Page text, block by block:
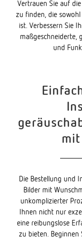
Vertrauen Sie auf
zu finden, die
ist. Verbessern Sie
maßgeschneiderte,
und
mit
Die Bestellung und
Bilder mit
unkomplizierter
Ihnen nicht nur
eine reibungslose
zu bieten. Beginnen